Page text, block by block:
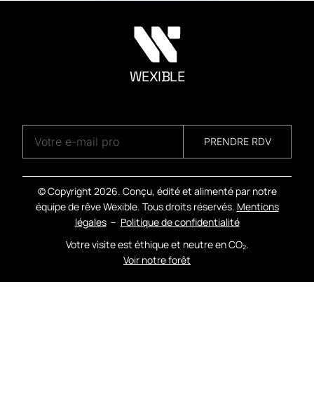
WEXIBLE
PRENDRE RDV
© Copyright 2026. Conçu, édité et alimenté par notre
équipe de rêve Wexible. Tous droits réservés. Mentions
légales– Politique de confidentialité
Votre visite est éthique et neutre en CO₂.
Voir notre forêt